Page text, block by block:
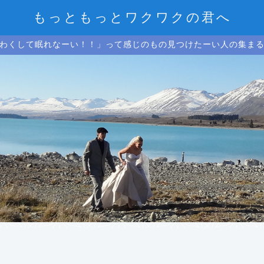
もっともっとワクワクの君へ
くして眠れなーい！！」って感じのもの見つけたーい人の集ま